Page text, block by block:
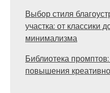
Выбор стиля
участка: от классики
минимализма
Библиотека
повышения